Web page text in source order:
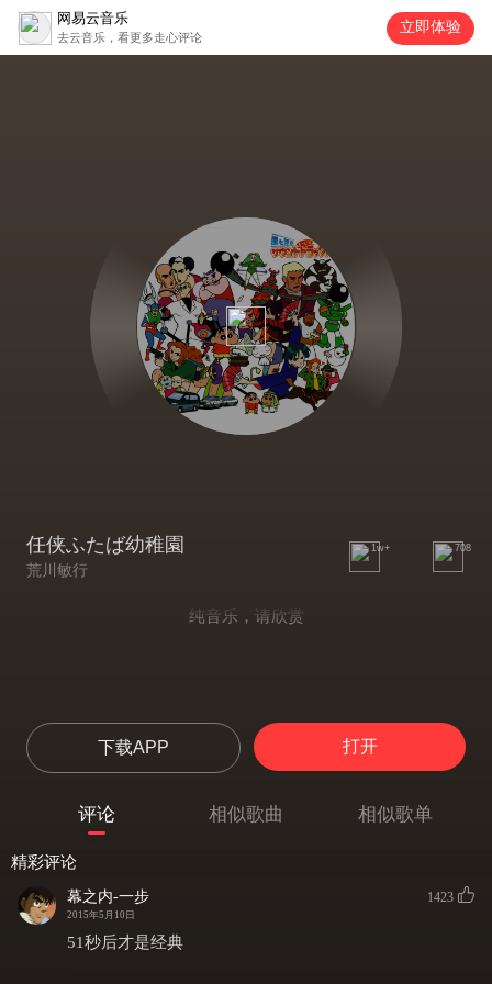
网易云音乐
去云音乐，看更多走心评论
立即体验
任侠ふたば幼稚園
荒川敏行
1w+ 708
纯音乐，请欣赏
下载APP 打开
评论 相似歌曲 相似歌单
精彩评论
幕之内-一步
2015年5月10日
1423
51秒后才是经典